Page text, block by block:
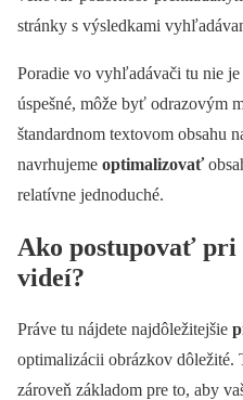
stránky s výsledkami
Poradie vo vyhľadávači tu nie
úspešné, môže byť odrazovým
štandardnom textovom obsahu
navrhujeme optimalizovať
relatívne jednoduché.
Ako postupovať pri
videí?
Práve tu nájdete najdôležitejšie
optimalizácii obrázkov dôležité.
zároveň základom pre to, aby